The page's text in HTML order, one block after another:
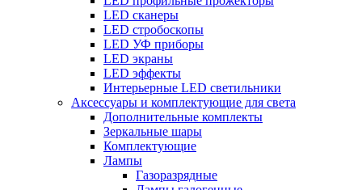
LED сканеры
LED стробоскопы
LED УФ приборы
LED экраны
LED эффекты
Интерьерные LED светильники
Аксессуары и комплектующие для света
Дополнительные комплекты
Зеркальные шары
Комплектующие
Лампы
Газоразрядные